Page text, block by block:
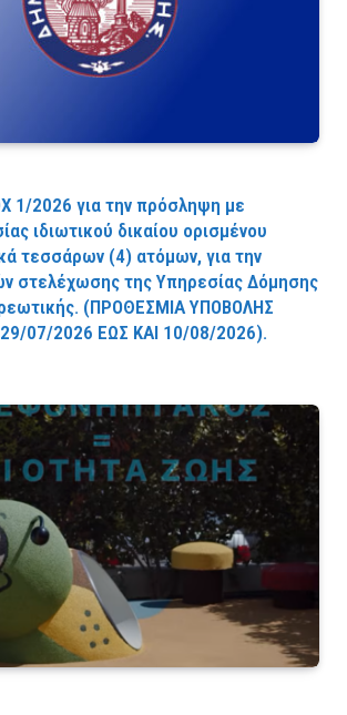
1/2026 για την πρόσληψη με
ιδιωτικού δικαίου ορισμένου
τεσσάρων (4) ατόμων, για την
στελέχωσης της Υπηρεσίας Δόμησης
(ΠPOΘEΣMIA YΠOBOΛHΣ
07/2026 EΩΣ KAI 10/08/2026).